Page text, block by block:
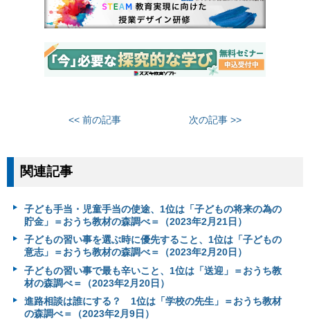
<< 前の記事 次の記事 >>
関連記事
子ども手当・児童手当の使途、1位は「子どもの将来の為の
貯金」＝おうち教材の森調べ＝（2023年2月21日）
子どもの習い事を選ぶ時に優先すること、1位は「子どもの
意志」＝おうち教材の森調べ＝（2023年2月20日）
子どもの習い事で最も辛いこと、1位は「送迎」＝おうち教
材の森調べ＝（2023年2月20日）
進路相談は誰にする？ 1位は「学校の先生」＝おうち教材
の森調べ＝（2023年2月9日）